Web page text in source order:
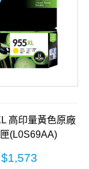
高印量黃色原廠
(L0S69AA)
$1,573